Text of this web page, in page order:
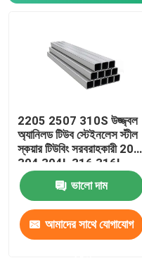
2205 2507 310S উজ্জ্বল
অ্যানিলড টিউব স্টেইনলেস স্টীল
স্কয়ার টিউবিং সরবরাহকারী 201
304 304L 316 316L
ভালো দাম
আমাদের সাথে যোগাযোগ